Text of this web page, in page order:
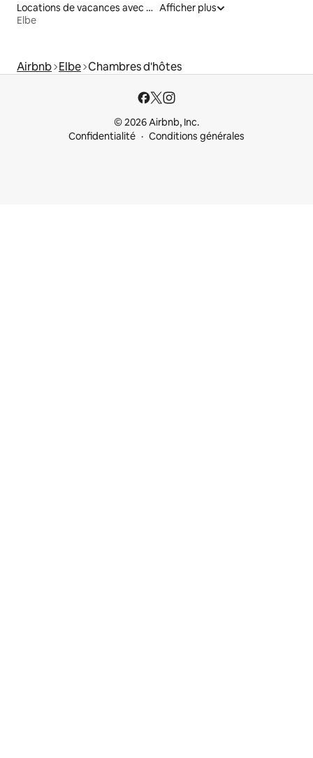
Locations de vacances avec piscine
Elbe
Afficher plus
Airbnb Elbe Chambres d'hôtes
© 2026 Airbnb, Inc.
Confidentialité
Conditions générales